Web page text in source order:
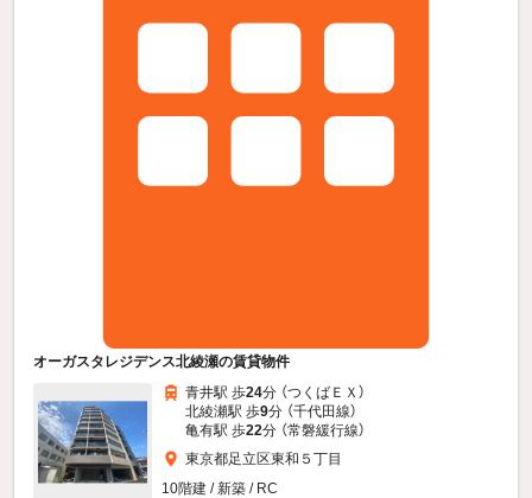
オーガスタレジデンス北綾瀬の賃貸物件
青井駅 歩24分 （つくばＥＸ）
北綾瀬駅 歩9分 （千代田線）
亀有駅 歩22分 （常磐緩行線）
東京都足立区東和５丁目
10階建 / 新築 / RC